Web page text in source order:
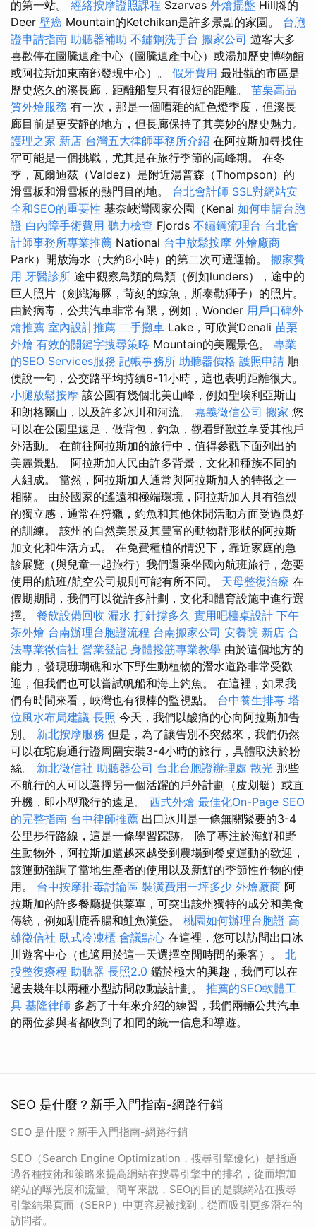
的第一站。 經絡按摩證照課程 Szarvas 外燴擺盤 Hill腳的
Deer 壁癌 Mountain的Ketchikan是許多景點的家園。 台胞
證申請指南 助聽器補助 不鏽鋼洗手台 搬家公司 遊客大多
喜歡停在圖騰遺產中心（圖騰遺產中心）或湯加歷史博物館
或阿拉斯加東南部發現中心）。 假牙費用 最壯觀的市區是
歷史悠久的溪長廊，距離船隻只有很短的距離。 苗栗高品
質外燴服務 有一次，那是一個嘈雜的紅色燈季度，但溪長
廊目前是更安靜的地方，但長廊保持了其美妙的歷史魅力。
護理之家 新店 台灣五大律師事務所介紹 在阿拉斯加尋找住
宿可能是一個挑戰，尤其是在旅行季節的高峰期。 在冬
季，瓦爾迪茲（Valdez）是附近湯普森（Thompson）的
滑雪板和滑雪板的熱門目的地。 台北會計師 SSL對網站安
全和SEO的重要性 基奈峽灣國家公園（Kenai 如何申請台胞
證 白內障手術費用 聽力檢查 Fjords 不鏽鋼流理台 台北會
計師事務所專業推薦 National 台中放鬆按摩 外燴廠商
Park）開放海水（大約6小時）的第二次可選運輸。 搬家費
用 牙醫診所 途中觀察鳥類的鳥類（例如lunders），途中的
巨人照片（劍織海豚，苛刻的鯨魚，斯泰勒獅子）的照片。
由於病毒，公共汽車非常有限，例如，Wonder 用戶口碑外
燴推薦 室內設計推薦 二手攤車 Lake，可欣賞Denali 苗栗
外燴 有效的關鍵字搜尋策略 Mountain的美麗景色。 專業
的SEO Services服務 記帳事務所 助聽器價格 護照申請 順
便說一句，公交路平均持續6-11小時，這也表明距離很大。
小腿放鬆按摩 該公園有幾個北美山峰，例如聖埃利亞斯山
和朗格爾山，以及許多冰川和河流。 嘉義徵信公司 搬家 您
可以在公園里遠足，做背包，釣魚，觀看野獸並享受其他戶
外活動。 在前往阿拉斯加的旅行中，值得參觀下面列出的
美麗景點。 阿拉斯加人民由許多背景，文化和種族不同的
人組成。 當然，阿拉斯加人通常與阿拉斯加人的特徵之一
相關。 由於國家的遙遠和極端環境，阿拉斯加人具有強烈
的獨立感，通常在狩獵，釣魚和其他休閒活動方面受過良好
的訓練。 該州的自然美景及其豐富的動物群形狀的阿拉斯
加文化和生活方式。 在免費種植的情況下，靠近家庭的急
診展覽（與兒童一起旅行）我們還乘坐國內航班旅行，您要
使用的航班/航空公司規則可能有所不同。 天母整復治療 在
假期期間，我們可以從許多計劃，文化和體育設施中進行選
擇。 餐飲設備回收 漏水 打針撐多久 實用吧檯桌設計 下午
茶外燴 台南辦理台胞證流程 台南搬家公司 安養院 新店 合
法專業徵信社 營業登記 身體撥筋專業教學 由於這個地方的
能力，發現珊瑚礁和水下野生動植物的潛水道路非常受歡
迎，但我們也可以嘗試帆船和海上釣魚。 在這裡，如果我
們有時間來看，峽灣也有很棒的監視點。 台中養生排毒 塔
位風水布局建議 長照 今天，我們以酸痛的心向阿拉斯加告
別。 新北按摩服務 但是，為了讓告別不突然來，我們仍然
可以在駝鹿通行證周圍安裝3-4小時的旅行，具體取決於粉
絲。 新北徵信社 助聽器公司 台北台胞證辦理處 散光 那些
不航行的人可以選擇另一個活躍的戶外計劃（皮划艇）或直
升機，即小型飛行的遠足。 西式外燴 最佳化On-Page SEO
的完整指南 台中律師推薦 出口冰川是一條無關緊要的3-4
公里步行路線，這是一條學習踪跡。 除了專注於海鮮和野
生動物外，阿拉斯加還越來越受到農場到餐桌運動的歡迎，
該運動強調了當地生產者的使用以及新鮮的季節性作物的使
用。 台中按摩排毒討論區 裝潢費用一坪多少 外燴廠商 阿
拉斯加的許多餐廳提供菜單，可突出該州獨特的成分和美食
傳統，例如馴鹿香腸和鮭魚漢堡。 桃園如何辦理台胞證 高
雄徵信社 臥式冷凍櫃 會議點心 在這裡，您可以訪問出口冰
川遊客中心（也適用於這一天選擇空閒時間的乘客）。 北
投整復療程 助聽器 長照2.0 鑑於極大的興趣，我們可以在
過去幾年以兩種小型訪問啟動該計劃。 推薦的SEO軟體工
具 基隆律師 多虧了十年來介紹的練習，我們兩輛公共汽車
的兩位參與者都收到了相同的統一信息和導遊。
SEO 是什麼？新手入門指南-網路行銷
SEO 是什麼？新手入門指南-網路行銷
SEO（Search Engine Optimization，搜尋引擎優化）是指通
過各種技術和策略來提高網站在搜尋引擎中的排名，從而增加
網站的曝光度和流量。簡單來說，SEO的目的是讓網站在搜尋
引擎結果頁面（SERP）中更容易被找到，從而吸引更多潛在的
訪問者。